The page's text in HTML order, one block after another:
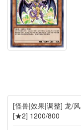
[怪兽|效果|调整] 龙/风
[★2] 1200/800